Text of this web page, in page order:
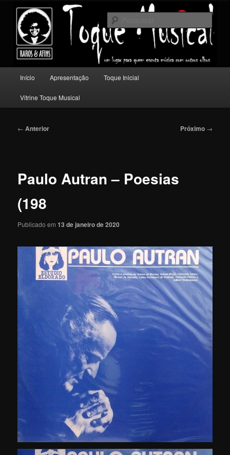
conteúdo
principalToque Musical
Um lugar para quem escuta música com outros olhos.
principal
Início Apresentação Toque Inicial
Vitrine Toque Musical
Navegação
← Anterior Próximo →
Paulo Autran – Poesias
(198
Publicado em13 de janeiro de 2020